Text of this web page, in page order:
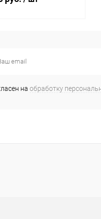
в 1 клик
на обработку